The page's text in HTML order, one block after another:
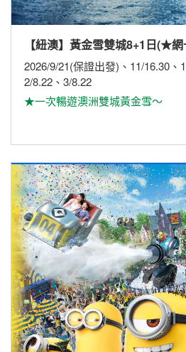
【紐澳】黃金雪雙城8+1日(★
2026/9/21(保證出發)、11/16.30、
2/8.22、3/8.22
★一次暢遊澳洲雙城黃金雪～